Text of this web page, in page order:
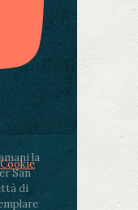
la
San
di
Cookie